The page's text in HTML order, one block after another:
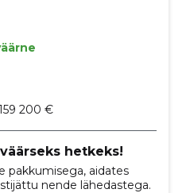
200 €
hetkeks!
pakkumisega, aidates
nende lähedastega.